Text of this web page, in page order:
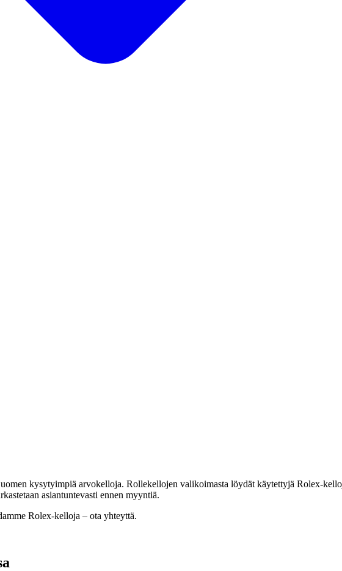
kysytyimpiä arvokelloja. Rollekellojen valikoimasta löydät käytettyjä Rolex-
asiantuntevasti ennen myyntiä.
Rolex-kelloja – ota yhteyttä.